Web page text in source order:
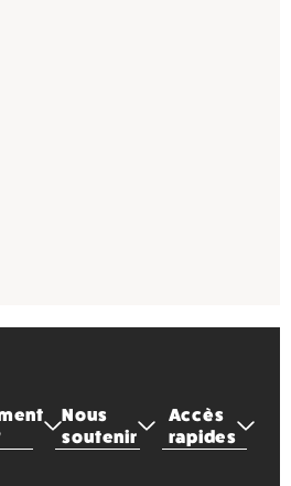
Nous
soutenir
Accès
rapides